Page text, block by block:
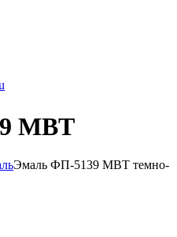
МВТ
Эмаль ФП-5139 МВТ темно-